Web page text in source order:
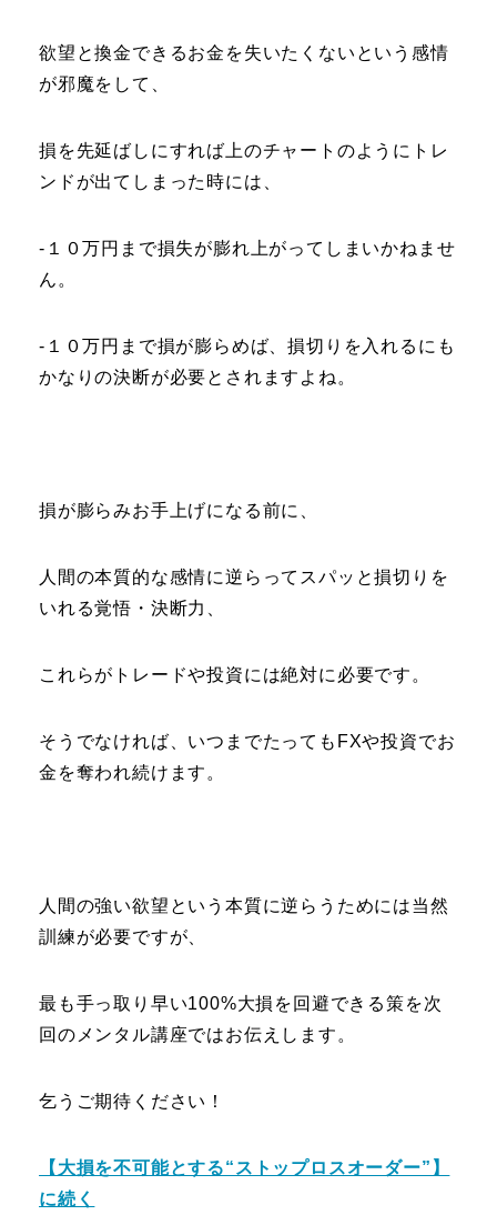
欲望と換金できるお金を失いたくないという感情
が邪魔をして、
損を先延ばしにすれば上のチャートのようにトレ
ンドが出てしまった時には、
-１０万円まで損失が膨れ上がってしまいかねませ
ん。
-１０万円まで損が膨らめば、損切りを入れるにも
かなりの決断が必要とされますよね。
損が膨らみお手上げになる前に、
人間の本質的な感情に逆らってスパッと損切りを
いれる覚悟・決断力、
これらがトレードや投資には絶対に必要です。
そうでなければ、いつまでたってもFXや投資でお
金を奪われ続けます。
人間の強い欲望という本質に逆らうためには当然
訓練が必要ですが、
最も手っ取り早い100%大損を回避できる策を次
回のメンタル講座ではお伝えします。
乞うご期待ください！
【大損を不可能とする“ストップロスオーダー”】
に続く